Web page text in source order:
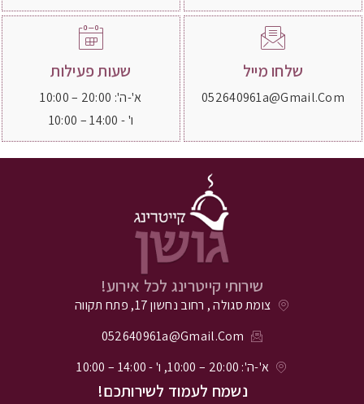
שלחו מייל
052640961a@gmail.com
שעות פעילות
א'-ה': 20:00 – 10:00
ו' - 14:00 – 10:00
שירותי קייטרינג לכל אירוע!
צומת סגולה , רחוב נחשון 17, פתח תקווה
052640961a@gmail.com
א'-ה': 20:00 – 10:00, ו' - 14:00 – 10:00
נשמח לעמוד לשירותכם!